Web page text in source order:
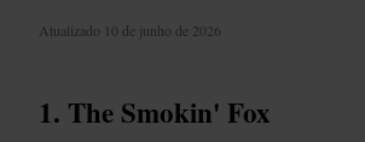
Atualizado 10 de junho de 2026
The Smokin' Fox